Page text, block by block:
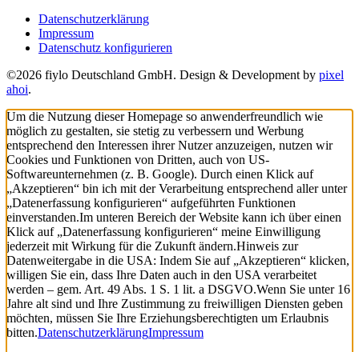
Datenschutzerklärung
Impressum
Datenschutz konfigurieren
©2026 fiylo Deutschland GmbH. Design & Development by pixel
ahoi.
Um die Nutzung dieser Homepage so anwenderfreundlich wie
möglich zu gestalten, sie stetig zu verbessern und Werbung
entsprechend den Interessen ihrer Nutzer anzuzeigen, nutzen wir
Cookies und Funktionen von Dritten, auch von US-
Softwareunternehmen (z. B. Google). Durch einen Klick auf
„Akzeptieren“ bin ich mit der Verarbeitung entsprechend aller unter
„Datenerfassung konfigurieren“ aufgeführten Funktionen
einverstanden.Im unteren Bereich der Website kann ich über einen
Klick auf „Datenerfassung konfigurieren“ meine Einwilligung
jederzeit mit Wirkung für die Zukunft ändern.Hinweis zur
Datenweitergabe in die USA: Indem Sie auf „Akzeptieren“ klicken,
willigen Sie ein, dass Ihre Daten auch in den USA verarbeitet
werden – gem. Art. 49 Abs. 1 S. 1 lit. a DSGVO.Wenn Sie unter 16
Jahre alt sind und Ihre Zustimmung zu freiwilligen Diensten geben
möchten, müssen Sie Ihre Erziehungsberechtigten um Erlaubnis
bitten.DatenschutzerklärungImpressum